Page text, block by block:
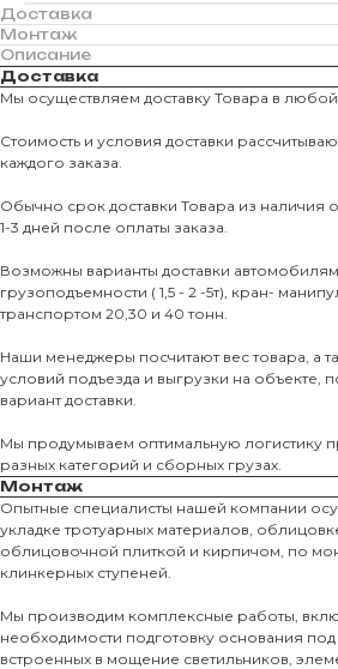
Доставка
Монтаж
Описание
Доставка
Мы осуществляем доставку Товара в
Стоимость и условия доставки
каждого заказа.
Обычно срок доставки Товара из наличия
1-3 дней после оплаты заказа.
Возможны варианты доставки
грузоподъемности ( 1,5 - 2 -5т), кран-
транспортом 20,30 и 40 тонн.
Наши менеджеры посчитают вес товара, а
условий подъезда и выгрузки на объекте,
вариант доставки.
Мы продумываем оптимальную логистику
разных категорий и сборных грузах.
Монтаж
Опытные специалисты нашей компании
укладке тротуарных материалов,
облицовочной плиткой и кирпичом, по
клинкерных ступеней.
Мы производим комплексные работы,
необходимости подготовку основания
встроенных в мощение светильников,
О КОМПАНИИ